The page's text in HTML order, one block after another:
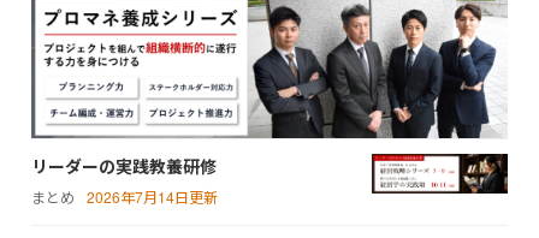
リーダーの実践教養研修
まとめ 2026年7月14日更新